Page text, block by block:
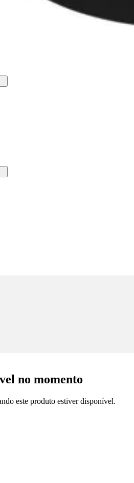
no momento
este produto estiver disponível.